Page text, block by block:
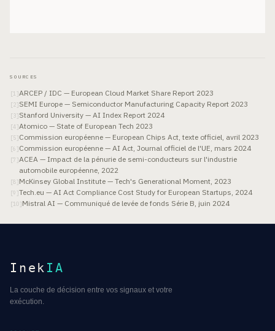
SOURCES
[1 ]ARCEP / IDC — European Cloud Market Share Report 2023
[2]SEMI Europe — Semiconductor Manufacturing Capacity Report 2023
[ 3]Stanford University — AI Index Report 2024
[4 ]Atomico — State of European Tech 2023
[5]Commission européenne — European Chips Act, texte officiel, avril 2023
[6 ]Commission européenne — AI Act, Journal officiel de l'UE, mars 2024
[7 ]ACEA — Impact de la pénurie de semi-conducteurs sur l'industrie
automobile européenne, 2022
[8]McKinsey Global Institute — Tech's Generational Moment, 2023
[9 ]Tech.eu — AI Act Compliance Cost Study for European Startups, 2024
[10]Mistral AI — Communiqué de levée de fonds Série B, juin 2024
Inek IA
La couche de décision entre vos signaux et votre
exécution.